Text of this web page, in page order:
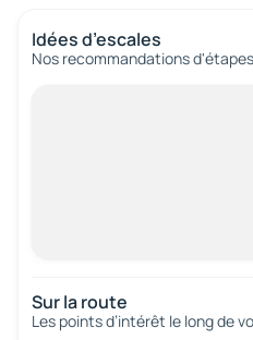
Idées d’escales
Nos recommandations
Sur la route
Les points d’intérêt le long de